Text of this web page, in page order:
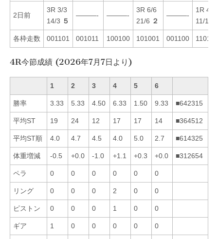
2日前
3R 3/3
14/3 ５
———- ———-
3R 6/6
21/6 ２
———-
1R 4/4
11/1
各枠走数 001101 001011 100100 101001 001100 110100
4R今節成績 (2026年7月7日より)
1 2 3 4 5 6
勝率 3.33 5.33 4.50 6.33 1.50 9.33 ■642315
平均ST 19 24 12 17 17 14 ■364512
平均ST順 4.0 4.7 4.5 4.0 5.0 2.7 ■614325
体重増減 -0.5 +0.0 -1.0 +1.1 +0.3 +0.0 ■312654
ペラ 0 0 0 0 0 0
リング 0 0 0 2 0 0
ピストン 0 0 0 1 0 0
ギア 1 0 0 0 0 0